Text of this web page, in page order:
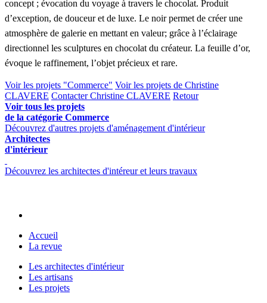
concept ; évocation du voyage à travers le chocolat. Produit
d’exception, de douceur et de luxe. Le noir permet de créer une
atmosphère de galerie en mettant en valeur; grâce à l’éclairage
directionnel les sculptures en chocolat du créateur. La feuille d’or,
évoque le raffinement, l’objet précieux et rare.
Voir les projets "Commerce" Voir les projets de Christine
CLAVERE Contacter Christine CLAVERE Retour
Voir tous les projets
de la catégorie Commerce
Découvrez d'autres projets d'aménagement d'intérieur
Architectes
d'intérieur
Découvrez les architectes d'intéreur et leurs travaux
Accueil
La revue
Les architectes d'intérieur
Les artisans
Les projets